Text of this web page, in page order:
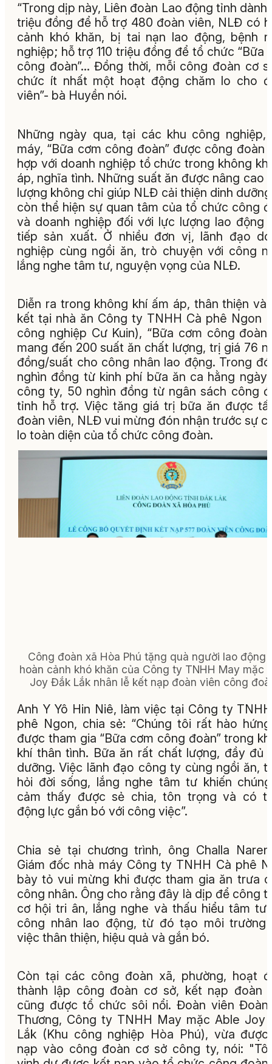
“Trong dịp này, Liên đoàn Lao động tỉnh dành
triệu đồng để hỗ trợ 480 đoàn viên, NLĐ có
cảnh khó khăn, bị tai nạn lao động, bệnh
nghiệp; hỗ trợ 110 triệu đồng để tổ chức “Bữa
công đoàn”… Đồng thời, mỗi công đoàn cơ
chức ít nhất một hoạt động chăm lo cho
viên”- bà Huyền nói.
Những ngày qua, tại các khu công nghiệp,
máy, “Bữa cơm công đoàn” được công đoàn
hợp với doanh nghiệp tổ chức trong không
áp, nghĩa tình. Những suất ăn được nâng cao
lượng không chỉ giúp NLĐ cải thiện dinh
còn thể hiện sự quan tâm của tổ chức công
và doanh nghiệp đối với lực lượng lao động
tiếp sản xuất. Ở nhiều đơn vị, lãnh đạo
nghiệp cùng ngồi ăn, trò chuyện với công
lắng nghe tâm tư, nguyện vọng của NLĐ.
Diễn ra trong không khí ấm áp, thân thiện và
kết tại nhà ăn Công ty TNHH Cà phê Ngon
công nghiệp Cư Kuin), “Bữa cơm công
mang đến 200 suất ăn chất lượng, trị giá 76
đồng/suất cho công nhân lao động. Trong
nghìn đồng từ kinh phí bữa ăn ca hằng ngày
công ty, 50 nghìn đồng từ ngân sách công
tỉnh hỗ trợ. Việc tăng giá trị bữa ăn được
đoàn viên, NLĐ vui mừng đón nhận trước sự
lo toàn diện của tổ chức công đoàn.
Công đoàn xã Hòa Phú tặng quà người lao động
hoàn cảnh khó khăn của Công ty TNHH May mặc
Joy Đắk Lắk nhân lễ kết nạp đoàn viên công
Anh Y Yô Hin Niê, làm việc tại Công ty
phê Ngon, chia sẻ: “Chúng tôi rất hào
được tham gia “Bữa cơm công đoàn” trong
khí thân tình. Bữa ăn rất chất lượng, đầy đủ
dưỡng. Việc lãnh đạo công ty cùng ngồi ăn,
hỏi đời sống, lắng nghe tâm tư khiến
cảm thấy được sẻ chia, tôn trọng và có
động lực gắn bó với công việc”.
Chia sẻ tại chương trình, ông Challa
Giám đốc nhà máy Công ty TNHH Cà phê
bày tỏ vui mừng khi được tham gia ăn trưa
công nhân. Ông cho rằng đây là dịp để công
cơ hội tri ân, lắng nghe và thấu hiểu tâm tư
công nhân lao động, từ đó tạo môi trường
việc thân thiện, hiệu quả và gắn bó.
Còn tại các công đoàn xã, phường, hoạt
thành lập công đoàn cơ sở, kết nạp đoàn
cũng được tổ chức sôi nổi. Đoàn viên Đoàn
Thương, Công ty TNHH May mặc Able Joy
Lắk (Khu công nghiệp Hòa Phú), vừa
nạp vào công đoàn cơ sở công ty, nói: